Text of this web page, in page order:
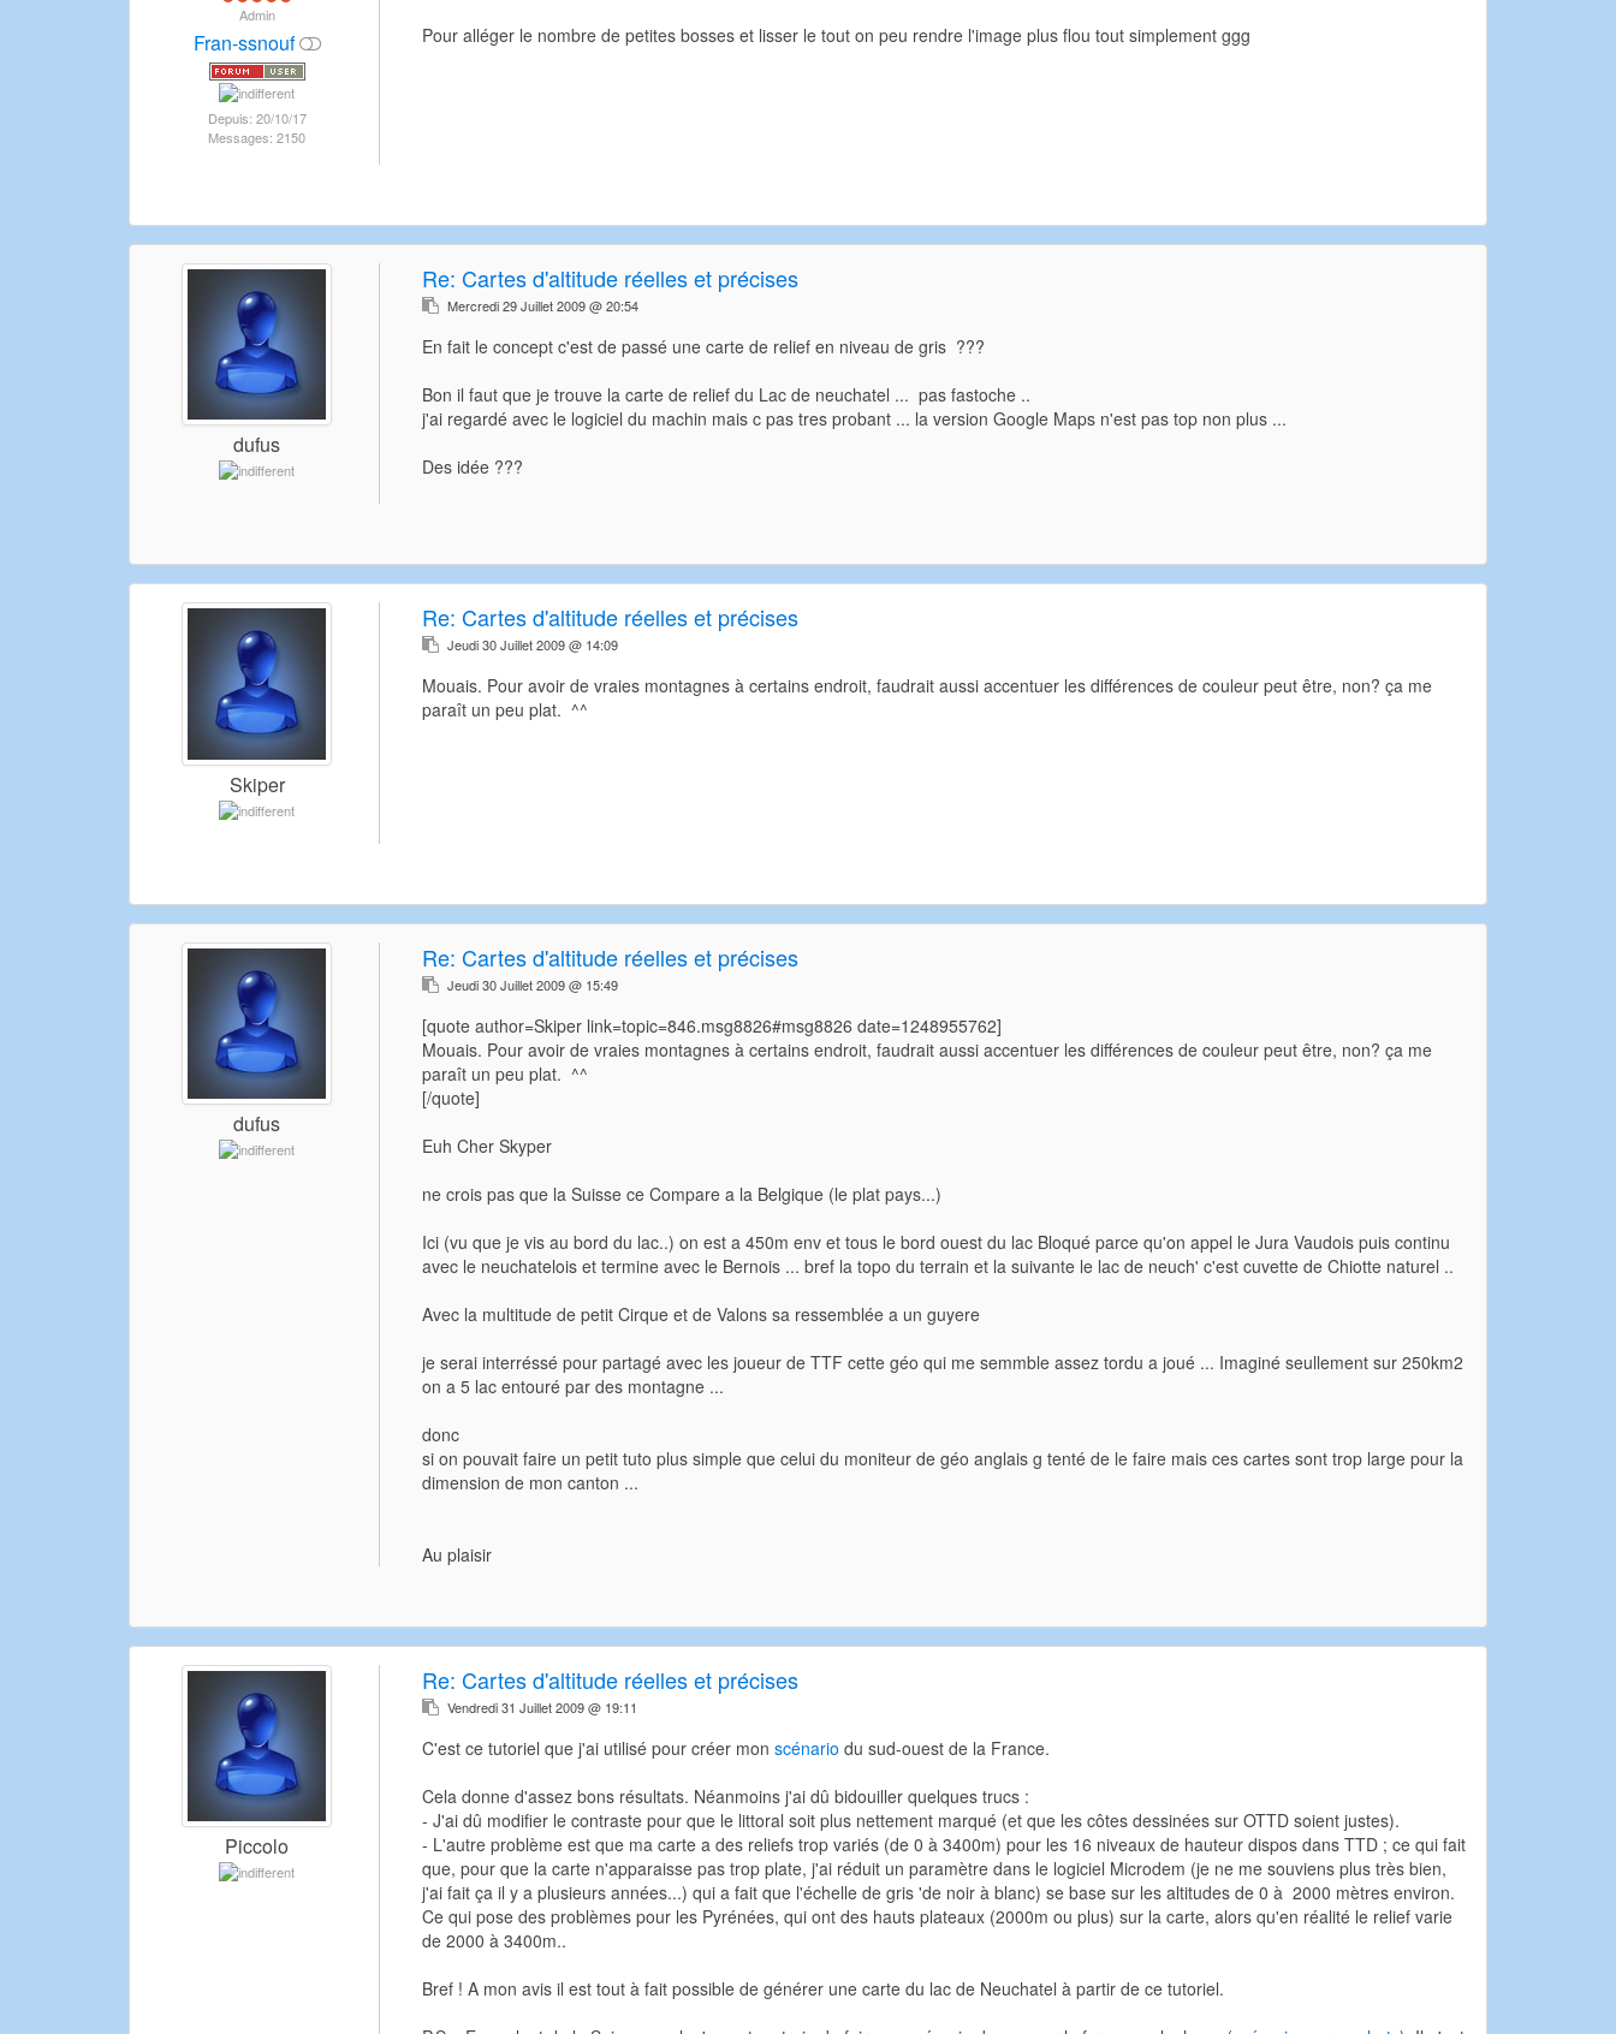
Admin
Fran-ssnouf
Depuis: 20/10/17
Messages: 2150
Pour alléger le nombre de petites bosses et lisser le tout on peu rendre l'image plus flou tout simplement ggg
dufus
Re: Cartes d'altitude réelles et précises
Mercredi 29 Juillet 2009 @ 20:54
En fait le concept c'est de passé une carte de relief en niveau de gris ???
Bon il faut que je trouve la carte de relief du Lac de neuchatel ... pas fastoche ..
j'ai regardé avec le logiciel du machin mais c pas tres probant ... la version Google Maps n'est pas top non plus ...
Des idée ???
Skiper
Re: Cartes d'altitude réelles et précises
Jeudi 30 Juillet 2009 @ 14:09
Mouais. Pour avoir de vraies montagnes à certains endroit, faudrait aussi accentuer les différences de couleur peut être, non? ça me
paraît un peu plat. ^^
dufus
Re: Cartes d'altitude réelles et précises
Jeudi 30 Juillet 2009 @ 15:49
[quote author=Skiper link=topic=846.msg8826#msg8826 date=1248955762]
Mouais. Pour avoir de vraies montagnes à certains endroit, faudrait aussi accentuer les différences de couleur peut être, non? ça me
paraît un peu plat. ^^
[/quote]
Euh Cher Skyper
ne crois pas que la Suisse ce Compare a la Belgique (le plat pays...)
Ici (vu que je vis au bord du lac..) on est a 450m env et tous le bord ouest du lac Bloqué parce qu'on appel le Jura Vaudois puis continu
avec le neuchatelois et termine avec le Bernois ... bref la topo du terrain et la suivante le lac de neuch' c'est cuvette de Chiotte naturel ..
Avec la multitude de petit Cirque et de Valons sa ressemblée a un guyere
je serai interréssé pour partagé avec les joueur de TTF cette géo qui me semmble assez tordu a joué ... Imaginé seullement sur 250km2
on a 5 lac entouré par des montagne ...
donc
si on pouvait faire un petit tuto plus simple que celui du moniteur de géo anglais g tenté de le faire mais ces cartes sont trop large pour la
dimension de mon canton ...
Au plaisir
Piccolo
Re: Cartes d'altitude réelles et précises
Vendredi 31 Juillet 2009 @ 19:11
C'est ce tutoriel que j'ai utilisé pour créer mon scénario du sud-ouest de la France.
Cela donne d'assez bons résultats. Néanmoins j'ai dû bidouiller quelques trucs :
- J'ai dû modifier le contraste pour que le littoral soit plus nettement marqué (et que les côtes dessinées sur OTTD soient justes).
- L'autre problème est que ma carte a des reliefs trop variés (de 0 à 3400m) pour les 16 niveaux de hauteur dispos dans TTD ; ce qui fait
que, pour que la carte n'apparaisse pas trop plate, j'ai réduit un paramètre dans le logiciel Microdem (je ne me souviens plus très bien,
j'ai fait ça il y a plusieurs années...) qui a fait que l'échelle de gris 'de noir à blanc) se base sur les altitudes de 0 à 2000 mètres environ.
Ce qui pose des problèmes pour les Pyrénées, qui ont des hauts plateaux (2000m ou plus) sur la carte, alors qu'en réalité le relief varie
de 2000 à 3400m..
Bref ! A mon avis il est tout à fait possible de générer une carte du lac de Neuchatel à partir de ce tutoriel.